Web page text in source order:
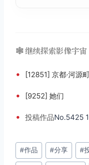
🕸️ 继续探索影像宇宙
• [12851] 京都·河源
• [9252] 她们
• 投稿作品No.5425
文
章
#作品 #分享 #